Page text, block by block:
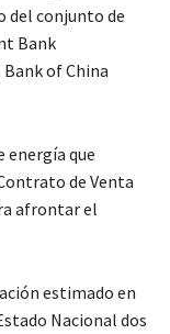
del conjunto de
Bank
of China
energía que
de Venta
afrontar el
estimado en
Nacional dos